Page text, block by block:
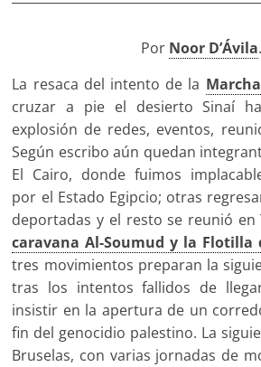
Por Noor D’Ávila
La resaca del intento de la
cruzar a pie el desierto Sinaí
explosión de redes, eventos,
Según escribo aún quedan
El Cairo, donde fuimos
por el Estado Egipcio; otras
deportadas y el resto se reunió en
caravana Al-Soumud y la Flotilla
tres movimientos preparan la
tras los intentos fallidos de
insistir en la apertura de un
fin del genocidio palestino. La
Bruselas, con varias jornadas de